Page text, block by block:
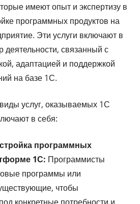
имеют опыт и экспертизу в
программных продуктов на
Эти услуги включают в
деятельности, связанный с
адаптацией и поддержкой
на базе 1С.
услуг, оказываемых 1С
в себя:
программных
1С: Программисты
программы или
чтобы